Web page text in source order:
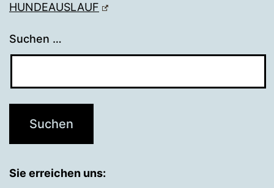
HUNDEAUSLAUF
Suchen …
Sie erreichen uns: